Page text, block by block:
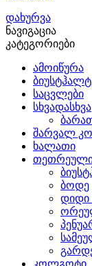
დახურვა
ნავიგაცია
კატეგორიები
ამოიწურა
საცვლები
სხვადასხვა
შარვალ
ხალათი
ბოდე
დიდი
კოლგოტი